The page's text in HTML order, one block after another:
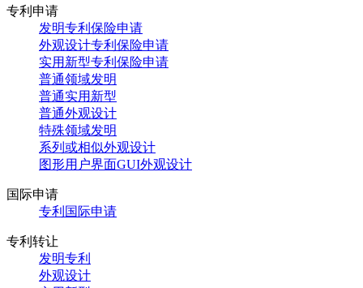
专利申请
发明专利保险申请
外观设计专利保险申请
实用新型专利保险申请
普通领域发明
普通实用新型
普通外观设计
特殊领域发明
系列或相似外观设计
图形用户界面GUI外观设计
国际申请
专利国际申请
专利转让
发明专利
外观设计